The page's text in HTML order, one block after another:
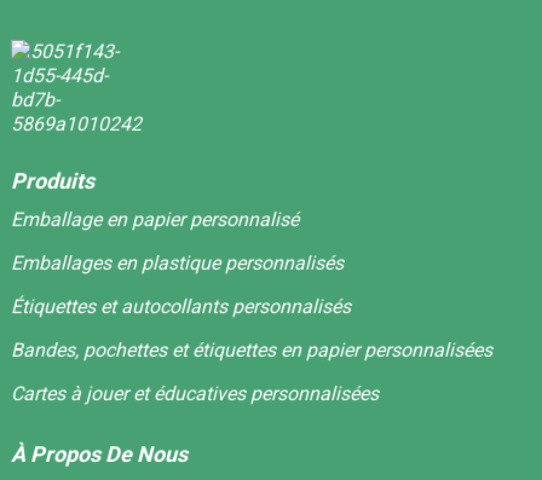
Produits
Emballage en papier personnalisé
Emballages en plastique personnalisés
Étiquettes et autocollants personnalisés
Bandes, pochettes et étiquettes en papier personnalisées
Cartes à jouer et éducatives personnalisées
À Propos De Nous